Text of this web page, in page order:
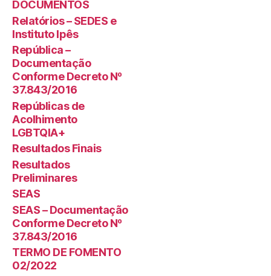
DOCUMENTOS
Relatórios – SEDES e
Instituto Ipês
República –
Documentação
Conforme Decreto Nº
37.843/2016
Repúblicas de
Acolhimento
LGBTQIA+
Resultados Finais
Resultados
Preliminares
SEAS
SEAS – Documentação
Conforme Decreto Nº
37.843/2016
TERMO DE FOMENTO
02/2022